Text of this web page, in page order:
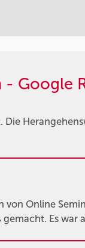
Google
von Online
gemacht. Es